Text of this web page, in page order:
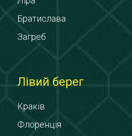
Братислава
Загреб
Лівий берег
Краків
Флоренція